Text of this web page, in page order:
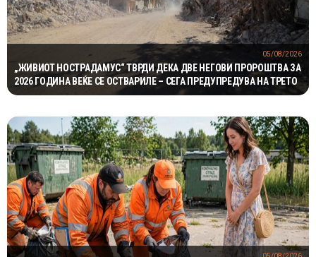
„ЖИВИОТ НОСТРАДАМУС“ ТВРДИ ДЕКА ДВЕ НЕГОВИ ПРОРОШТВА ЗА
2026 ГОДИНА ВЕЌЕ СЕ ОСТВАРИЛЕ – СЕГА ПРЕДУПРЕДУВА НА ТРЕТО
05/08/2026